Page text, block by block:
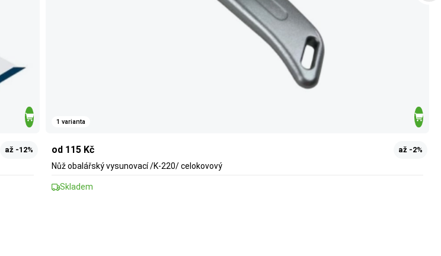
až -12%
1 varianta
od 115 Kč až -2%
Nůž obalářský vysunovací /K-220/ celokovový
Skladem